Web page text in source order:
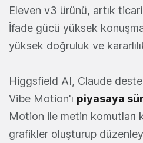
Eleven v3 ürünü, artık
İfade gücü yüksek
yüksek doğruluk ve
Higgsfield AI, Claude
Vibe Motion'ı piyasaya
Motion ile metin komutları
grafikler oluşturup